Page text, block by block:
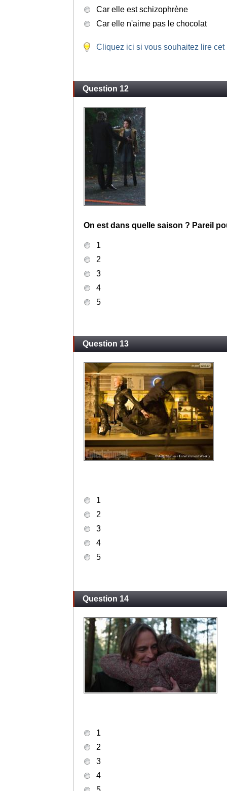
Car elle est schizophrène
Car elle n'aime pas le chocolat
Cliquez ici si vous souhaitez lire cet
Question 12
On est dans quelle saison ? Pareil
1
2
3
4
5
Question 13
1
2
3
4
5
Question 14
1
2
3
4